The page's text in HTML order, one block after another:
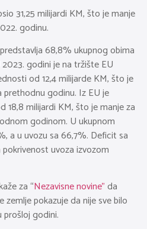
31,25 milijardi KM, što je manje
godinu.
68,8% ukupnog obima
godini je na tržište EU
od 12,4 milijarde KM, što je
prethodnu godinu. Iz EU je
18,8 milijardi KM, što je manje za
godinom. U ukupnom
a u uvozu sa 66,7%. Deficit sa
uvoza izvozom
za “Nezavisne novine”da
zemlje pokazuje da nije sve bilo
prošloj godini.